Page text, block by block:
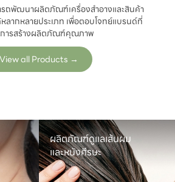
รถพัฒนาผลิตภัณฑ์เครื่องสำอางและสินค้า
ลากหลายประเภท เพื่อตอบโจทย์แบรนด์ที่
ารสร้างผลิตภัณฑ์คุณภาพ
View all Products →
ผลิตภัณฑ์ดูแลเส้นผม
และหนังศีรษะ